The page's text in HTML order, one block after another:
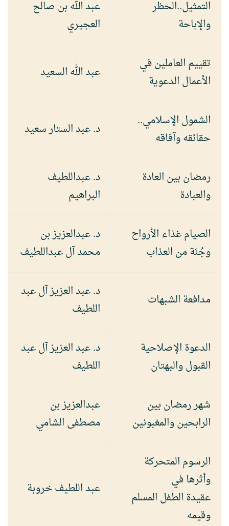
التمثيل..الحظر
والإباحة
عبد الله بن صالح
العجيري
تقييم العاملين في
الأعمال الدعوية
عبد الله السعيد
الشمول الإسلامي..
حقائقه وآفاقه
د. عبد الستار سعيد
رمضان بين العادة
والعبادة
د. عبداللطيف
البراهيم
الصيام غذاء الأرواح
وجُنّة من العذاب
د. عبدالعزيز بن
محمد آل عبداللطيف
مدافعة الشبهات
د. عبد العزيز آل عبد
اللطيف
الدعوة الإصلاحية
القبول والبهتان
د. عبد العزيز آل عبد
اللطيف
شهر رمضان بين
الرابحين والمغبونين
عبدالعزيز بن
مصطفى الشامي
الرسوم المتحركة
وأثرها في
عقيدة الطفل المسلم
وقيمه
عبد اللطيف خروبة